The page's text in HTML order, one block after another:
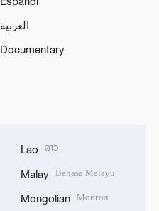
العربية
Documentary
Lao ລາວ
Malay Bahasa Melayu
Mongolian Монгол